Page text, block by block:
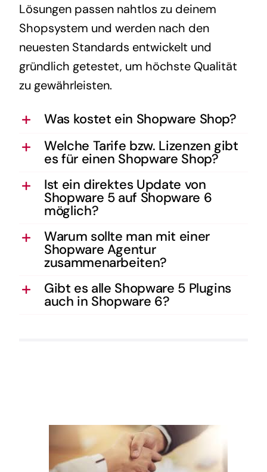
Lösungen passen nahtlos zu deinem
Shopsystem und werden nach den
neuesten Standards entwickelt und
gründlich getestet, um höchste Qualität
zu gewährleisten.
Was kostet ein Shopware Shop?
Welche Tarife bzw. Lizenzen gibt
es für einen Shopware Shop?
Ist ein direktes Update von
Shopware 5 auf Shopware 6
möglich?
Warum sollte man mit einer
Shopware Agentur
zusammenarbeiten?
Gibt es alle Shopware 5 Plugins
auch in Shopware 6?